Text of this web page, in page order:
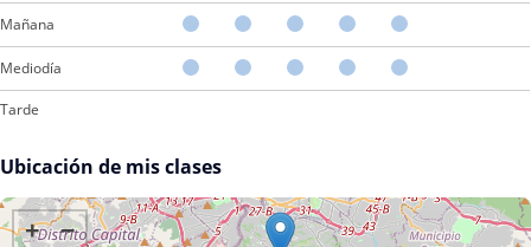
Mañana
Mediodía
Tarde
Ubicación de mis clases
+ −